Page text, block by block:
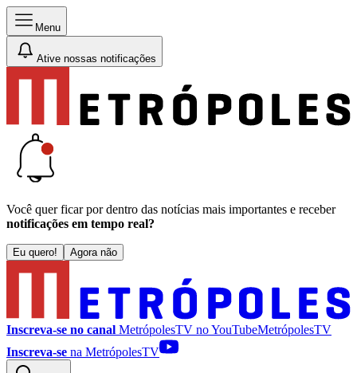
Menu
Ative nossas notificações
Você quer ficar por dentro das notícias mais importantes e receber
notificações em tempo real?
Eu quero! Agora não
Inscreva-se no canal MetrópolesTV noYouTubeMetrópolesTV
Inscreva-se na MetrópolesTV